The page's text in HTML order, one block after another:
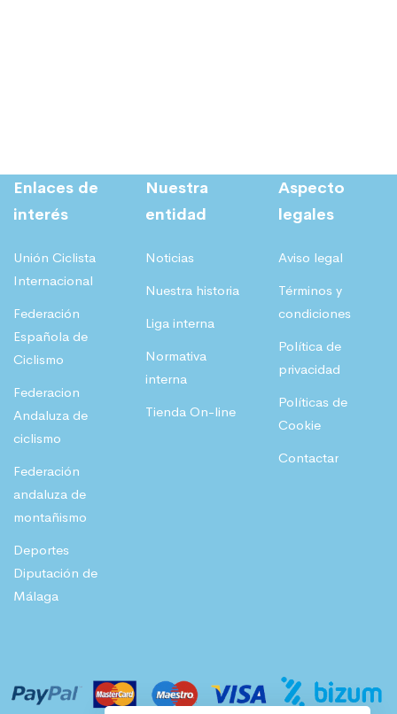
Enlaces de
interés
Unión Ciclista
Internacional
Federación
Española de
Ciclismo
Federacion
Andaluza de
ciclismo
Federación
andaluza de
montañismo
Deportes
Diputación de
Málaga
Nuestra
entidad
Noticias
Nuestra historia
Liga interna
Normativa
interna
Tienda On-line
Aspecto
legales
Aviso legal
Términos y
condiciones
Política de
privacidad
Políticas de
Cookie
Contactar